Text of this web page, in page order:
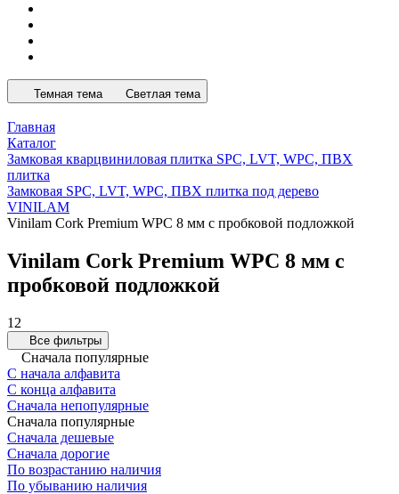
Темная тема Светлая тема
Главная
Каталог
Замковая кварцвиниловая плитка SPC, LVT, WPC, ПВХ
плитка
Замковая SPC, LVT, WPC, ПВХ плитка под дерево
VINILAM
Vinilam Cork Premium WPC 8 мм с пробковой подложкой
Vinilam Cork Premium WPC 8 мм с
пробковой подложкой
12
Все фильтры
Сначала популярные
С начала алфавита
С конца алфавита
Сначала непопулярные
Сначала популярные
Сначала дешевые
Сначала дорогие
По возрастанию наличия
По убыванию наличия